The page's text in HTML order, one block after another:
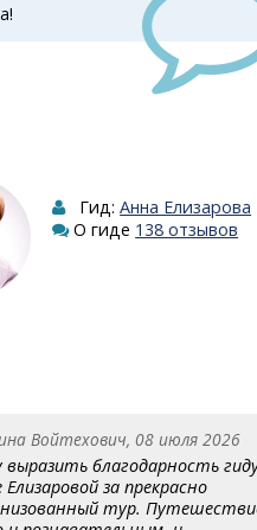
Гид:Анна Елизарова
О гиде 138 отзывов
Войтехович, 08 июля 2026
выразить благодарность
Елизаровой за прекрасно
тур.